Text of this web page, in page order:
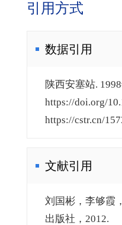
引用方式
数据引用
陕西安塞站.
https://doi.org/
https://cstr.cn/
文献引用
刘国彬，李够霞
出版社，2012.